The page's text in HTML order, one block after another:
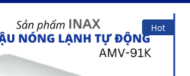
Hot